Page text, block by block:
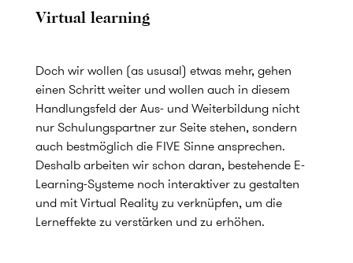
Virtual learning
Doch wir wollen (as ususal) etwas mehr, gehen
einen Schritt weiter und wollen auch in diesem
Handlungsfeld der Aus- und Weiterbildung nicht
nur Schulungspartner zur Seite stehen, sondern
auch bestmöglich die FIVE Sinne ansprechen.
Deshalb arbeiten wir schon daran, bestehende E-
Learning-Systeme noch interaktiver zu gestalten
und mit Virtual Reality zu verknüpfen, um die
Lerneffekte zu verstärken und zu erhöhen.